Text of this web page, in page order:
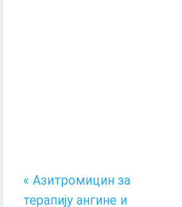
« Азитромицин за
терапију ангине и